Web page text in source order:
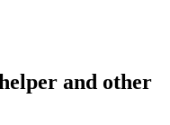
and other